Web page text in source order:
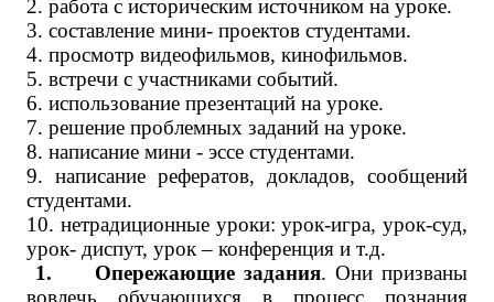
2. работа с историческим источником на уроке.
3. составление мини- проектов студентами.
4. просмотр видеофильмов, кинофильмов.
5. встречи с участниками событий.
6. использование презентаций на уроке.
7. решение проблемных заданий на уроке.
8. написание мини - эссе студентами.
9. написание рефератов, докладов, сообщений
студентами.
10. нетрадиционные уроки: урок-игра, урок-суд,
урок- диспут, урок – конференция и т.д.
1. Опережающие задания. Они призваны
вовлечь обучающихся в процесс познания